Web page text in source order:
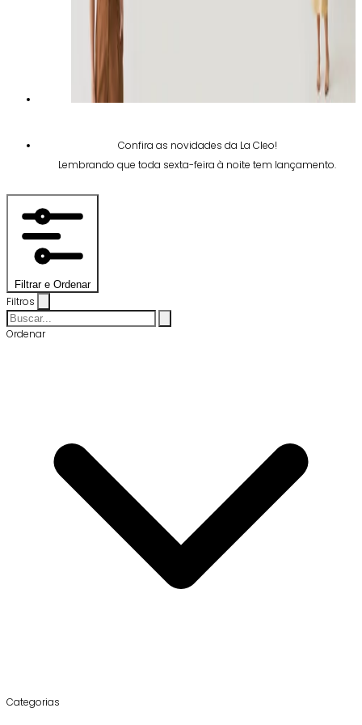
Confira as novidades da La Cleo!
Lembrando que toda sexta-feira à noite tem lançamento.
Filtrar e Ordenar
Filtros
Ordenar
Categorias